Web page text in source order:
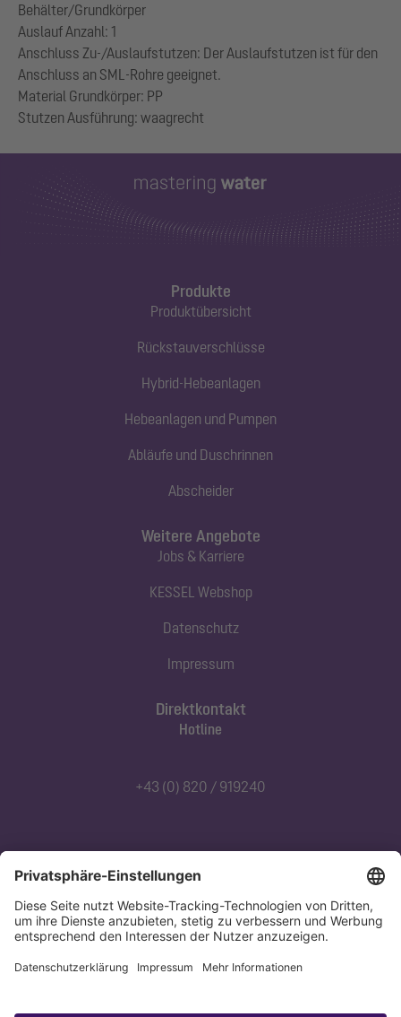
Behälter/Grundkörper
Auslauf Anzahl: 1
Anschluss Zu-/Auslaufstutzen: Der Auslaufstutzen ist für den
Anschluss an SML-Rohre geeignet.
Material Grundkörper: PP
Produkte
Produktübersicht
Rückstauverschlüsse
Hybrid-Hebeanlagen
Hebeanlagen und Pumpen
Abläufe und Duschrinnen
Abscheider
Direktkontakt
Hotline
+43 (0) 820 / 919240
Abonnieren Sie unseren Newsletter
Jetzt anmelden
Weitere Angebote
Jobs & Karriere
KESSEL Webshop
Datenschutz
Impressum